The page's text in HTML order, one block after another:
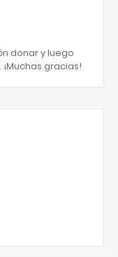
donar y luego
gracias!